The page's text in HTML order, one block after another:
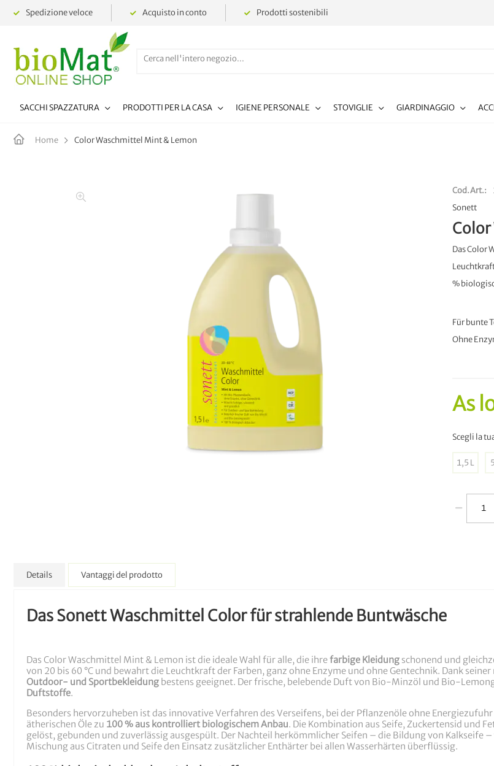
Spedizione veloce Acquisto in conto Prodotti sostenibili
SACCHI SPAZZATURA PRODOTTI PER LA CASA IGIENE PERSONALE STOVIGLIE GIARDINAGGIO
Home Color Waschmittel Mint & Lemon
Cod.Art.
Sonett
Das Color
%
Für bunte
Ohne
As
Scegli la
1,5 L
Details
Das Sonett Waschmittel Color für strahlende Buntwäsche
Das Color Waschmittel Mint & Lemon ist die ideale Wahl für alle, die ihrefarbige Kleidung schonend und
von 20 bis 60 °C und bewahrt die Leuchtkraft der Farben, ganz ohne Enzyme und ohne Gentechnik. Dank
Outdoor- und Sportbekleidung bestens geeignet. Der frische, belebende Duft von Bio-Minzöl und Bio-
Duftstoffe.
Besonders hervorzuheben ist das innovative Verfahren des Verseifens, bei der Pflanzenöle ohne
ätherischen Öle zu 100 % aus kontrolliert biologischem Anbau. Die Kombination aus Seife, Zuckertensid und
gelöst, gebunden und zuverlässig ausgespült. Der Nachteil herkömmlicher Seifen – die Bildung von Kalkseife
Mischung aus Citraten und Seife den Einsatz zusätzlicher Enthärter bei allen Wasserhärten überflüssig.
Vantaggi del prodotto